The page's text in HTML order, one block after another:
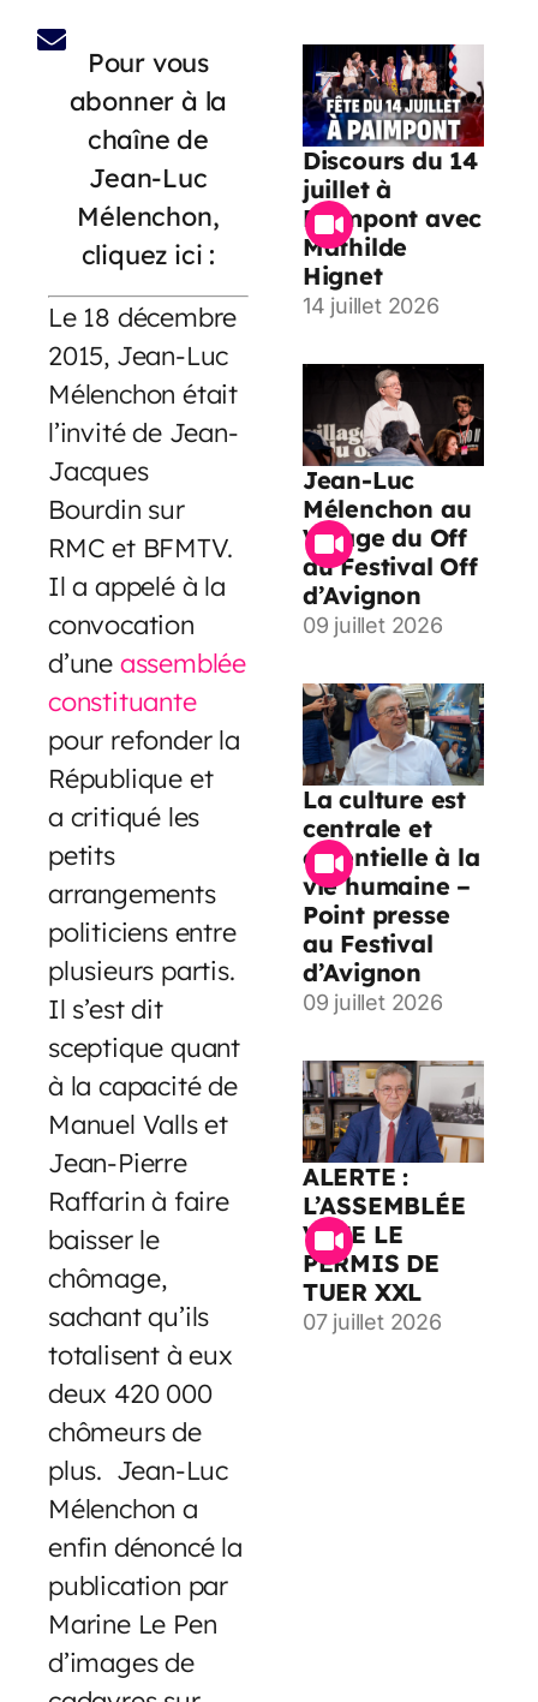
Pour vous
abonner à la
chaîne de
Jean-Luc
Mélenchon,
cliquez ici :
Le 18 décembre
2015, Jean-Luc
Mélenchon était
l’invité de Jean-
Jacques
Bourdin sur
RMC et BFMTV.
Il a appelé à la
convocation
d’une assemblée
constituante
pour refonder la
République et
a critiqué les
petits
arrangements
politiciens entre
plusieurs partis.
Il s’est dit
sceptique quant
à la capacité de
Manuel Valls et
Jean-Pierre
Raffarin à faire
baisser le
chômage,
sachant qu’ils
totalisent à eux
deux 420 000
chômeurs de
plus. Jean-Luc
Mélenchon a
enfin dénoncé la
publication par
Marine Le Pen
d’images de
Discours du 14
juillet à
Paimpont avec
Mathilde
Hignet
14 juillet 2026
Jean-Luc
Mélenchon au
Village du Off
du Festival Off
d’Avignon
09 juillet 2026
La culture est
centrale et
essentielle à la
vie humaine –
Point presse
au Festival
d’Avignon
09 juillet 2026
ALERTE :
L’ASSEMBLÉE
VOTE LE
PERMIS DE
TUER XXL
07 juillet 2026